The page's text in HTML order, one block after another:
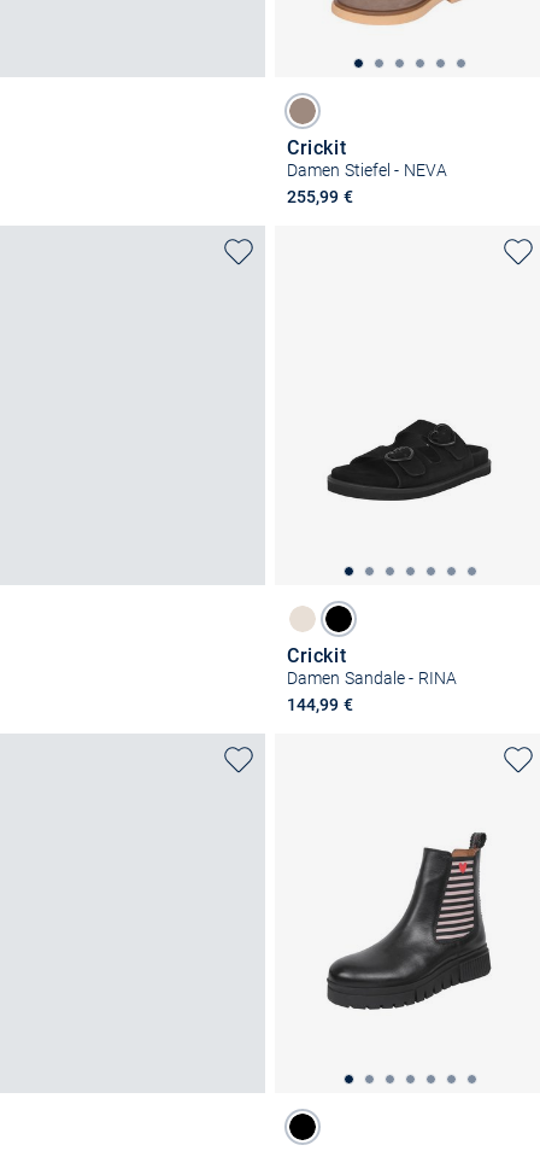
Crickit
Damen Stiefel - NEVA
255,99 €
Crickit
Damen Sandale - RINA
144,99 €